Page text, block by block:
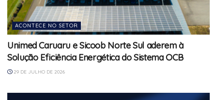
ACONTECE NO SETOR
Unimed Caruaru e Sicoob Norte Sul aderem à
Solução Eficiência Energética do Sistema OCB
29 DE JULHO DE 2026